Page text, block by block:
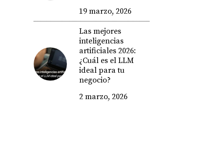
19 marzo, 2026
Las mejores
inteligencias
artificiales 2026:
¿Cuál es el LLM
ideal para tu
negocio?
2 marzo, 2026